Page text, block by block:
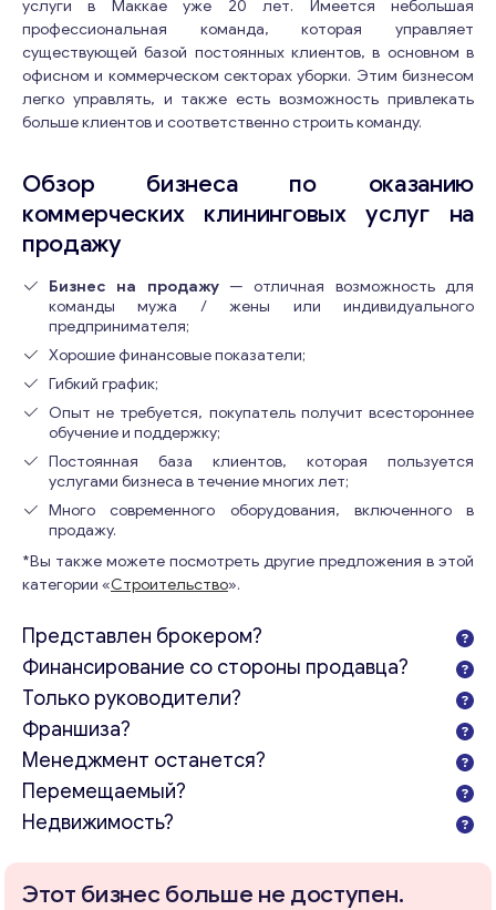
услуги в Маккае уже 20 лет. Имеется небольшая
профессиональная команда, которая управляет
существующей базой постоянных клиентов, в основном в
офисном и коммерческом секторах уборки. Этим бизнесом
легко управлять, и также есть возможность привлекать
больше клиентов и соответственно строить команду.
Обзор бизнеса по оказанию
коммерческих клининговых услуг на
продажу
Бизнес на продажу— отличная возможность для
команды мужа / жены или индивидуального
предпринимателя;
Хорошие финансовые показатели;
Гибкий график;
Опыт не требуется, покупатель получит всестороннее
обучение и поддержку;
Постоянная база клиентов, которая пользуется
услугами бизнеса в течение многих лет;
Много современного оборудования, включенного в
продажу.
*Вы также можете посмотреть другие предложения в этой
категории «Строительство».
Представлен брокером?
Финансирование со стороны продавца?
Только руководители?
Франшиза?
Менеджмент останется?
Перемещаемый?
Недвижимость?
Этот бизнес больше не доступен.